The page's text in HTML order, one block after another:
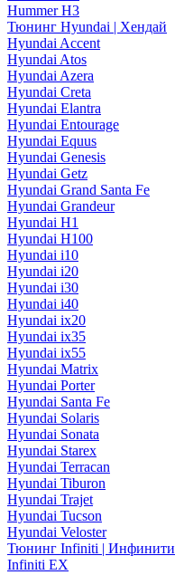
Hummer H3
Тюнинг Hyundai | Хендай
Hyundai Accent
Hyundai Atos
Hyundai Azera
Hyundai Creta
Hyundai Elantra
Hyundai Entourage
Hyundai Equus
Hyundai Genesis
Hyundai Getz
Hyundai Grand Santa Fe
Hyundai Grandeur
Hyundai H1
Hyundai H100
Hyundai i10
Hyundai i20
Hyundai i30
Hyundai i40
Hyundai ix20
Hyundai ix35
Hyundai ix55
Hyundai Matrix
Hyundai Porter
Hyundai Santa Fe
Hyundai Solaris
Hyundai Sonata
Hyundai Starex
Hyundai Terracan
Hyundai Tiburon
Hyundai Trajet
Hyundai Tucson
Hyundai Veloster
Тюнинг Infiniti | Инфинити
Infiniti EX